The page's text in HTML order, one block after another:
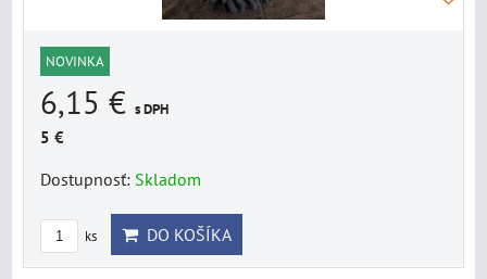
NOVINKA
6,15 € s DPH
5 €
Dostupnosť: Skladom
ks DO KOŠÍKA